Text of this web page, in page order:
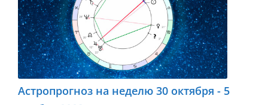
Астропрогноз на неделю 30 октября - 5